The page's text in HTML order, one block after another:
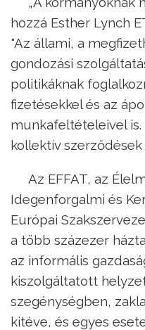
hozzá Esther Lynch
"Az állami, a
gondozási
politikáknak
fizetésekkel és az
munkafeltételeivel is.
kollektív szerződések
Az EFFAT, az
Idegenforgalmi és
Európai
a több százezer
az informális
kiszolgáltatott
szegénységben,
kitéve, és egyes